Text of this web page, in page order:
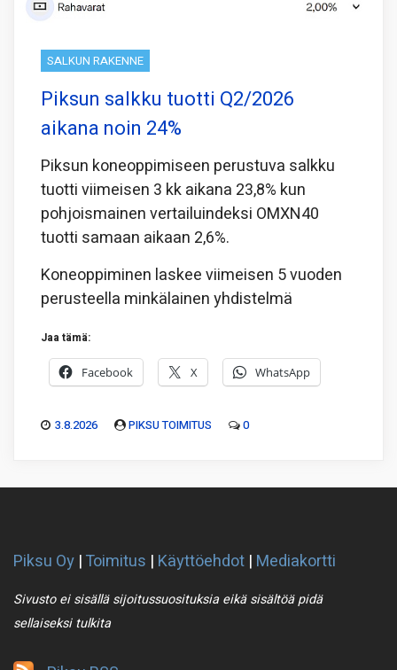
SALKUN RAKENNE
Piksun salkku tuotti Q2/2026
aikana noin 24%
Piksun koneoppimiseen perustuva salkku
tuotti viimeisen 3 kk aikana 23,8% kun
pohjoismainen vertailuindeksi OMXN40
tuotti samaan aikaan 2,6%.
Koneoppiminen laskee viimeisen 5 vuoden
perusteella minkälainen yhdistelmä
Jaa tämä:
Facebook X WhatsApp
3.8.2026 PIKSU TOIMITUS 0
Piksu Oy |Toimitus | Käyttöehdot | Mediakortti
Sivusto ei sisällä sijoitussuosituksia eikä sisältöä pidä
sellaiseksi tulkita